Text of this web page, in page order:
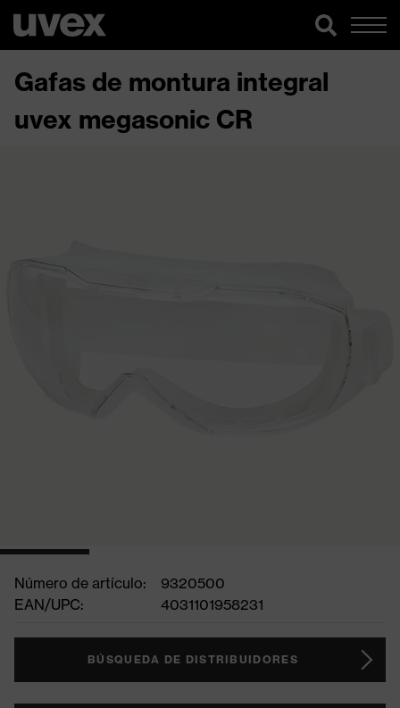
Gafas de montura integral
uvex megasonic CR
Número de artículo:
9320500
EAN/UPC:
4031101958231
BÚSQUEDA DE DISTRIBUIDORES